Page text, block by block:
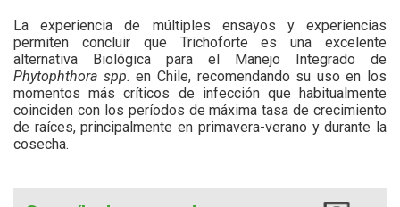
La experiencia de múltiples ensayos y experiencias
permiten concluir que Trichoforte es una excelente
alternativa Biológica para el Manejo Integrado de
Phytophthora spp. en Chile, recomendando su uso en los
momentos más críticos de infección que habitualmente
coinciden con los períodos de máxima tasa de crecimiento
de raíces, principalmente en primavera-verano y durante la
cosecha.